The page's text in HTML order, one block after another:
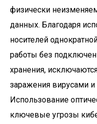
физически
данных. Благодаря
носителей
работы без
хранения,
заражения вирусами
Использование
ключевые угрозы